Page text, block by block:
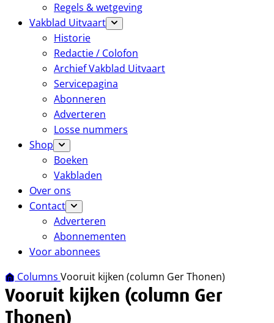
Regels & wetgeving
Vakblad Uitvaart
Historie
Redactie / Colofon
Archief Vakblad Uitvaart
Servicepagina
Abonneren
Adverteren
Losse nummers
Shop
Boeken
Vakbladen
Over ons
Contact
Adverteren
Abonnementen
Voor abonnees
Columns Vooruit kijken (column Ger Thonen)
Vooruit kijken (column Ger
Thonen)